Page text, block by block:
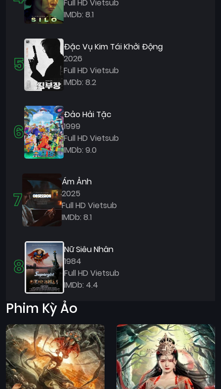
Full HD Vietsub
IMDb: 8.1
5
Đặc Vụ Kim Tái Khởi Động
2026
Full HD Vietsub
IMDb: 8.2
6
Đảo Hải Tặc
1999
Full HD Vietsub
IMDb: 9.0
7
Ám Ảnh
2025
Full HD Vietsub
IMDb: 8.1
8
Nữ Siêu Nhân
1984
Full HD Vietsub
IMDb: 4.4
Phim Kỳ Ảo